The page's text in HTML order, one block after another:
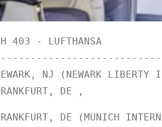
403 - LUFTHANSA
NEWARK, NJ (NEWARK
FRANKFURT, DE ,
FRANKFURT, DE (MUNICH